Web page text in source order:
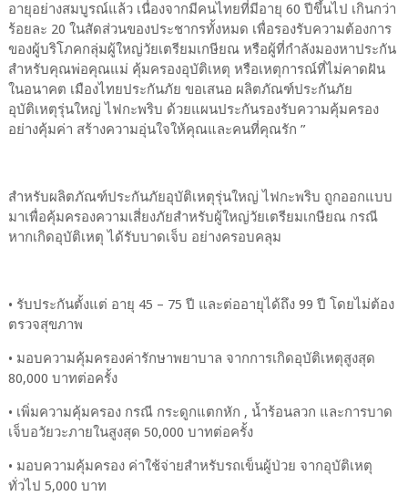
อายุอย่างสมบูรณ์แล้ว เนื่องจากมีคนไทยที่มีอายุ 60 ปีขึ้นไป เกินกว่า
ร้อยละ 20 ในสัดส่วนของประชากรทั้งหมด เพื่อรองรับความต้องการ
ของผู้บริโภคกลุ่มผู้ใหญ่วัยเตรียมเกษียณ หรือผู้ที่กำลังมองหาประกัน
สำหรับคุณพ่อคุณแม่ คุ้มครองอุบัติเหตุ หรือเหตุการณ์ที่ไม่คาดฝัน
ในอนาคต เมืองไทยประกันภัย ขอเสนอ ผลิตภัณฑ์ประกันภัย
อุบัติเหตุรุ่นใหญ่ ไฟกะพริบ ด้วยแผนประกันรองรับความคุ้มครอง
อย่างคุ้มค่า สร้างความอุ่นใจให้คุณและคนที่คุณรัก ”
สำหรับผลิตภัณฑ์ประกันภัยอุบัติเหตุรุ่นใหญ่ ไฟกะพริบ ถูกออกแบบ
มาเพื่อคุ้มครองความเสี่ยงภัยสำหรับผู้ใหญ่วัยเตรียมเกษียณ กรณี
หากเกิดอุบัติเหตุ ได้รับบาดเจ็บ อย่างครอบคลุม
• รับประกันตั้งแต่ อายุ 45 – 75 ปี และต่ออายุได้ถึง 99 ปี โดยไม่ต้อง
ตรวจสุขภาพ
• มอบความคุ้มครองค่ารักษาพยาบาล จากการเกิดอุบัติเหตุสูงสุด
80,000 บาทต่อครั้ง
• เพิ่มความคุ้มครอง กรณี กระดูกแตกหัก , น้ำร้อนลวก และการบาด
เจ็บอวัยวะภายในสูงสุด 50,000 บาทต่อครั้ง
• มอบความคุ้มครอง ค่าใช้จ่ายสำหรับรถเข็นผู้ป่วย จากอุบัติเหตุ
ทั่วไป 5,000 บาท